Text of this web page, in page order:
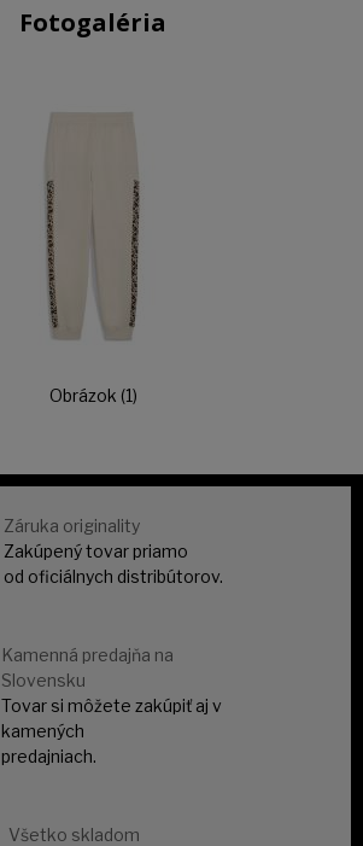
Fotogaléria
Obrázok (1)
Záruka originality
Zakúpený tovar priamo
od oficiálnych distribútorov.
Kamenná predajňa na
Slovensku
Tovar si môžete zakúpiť aj v
kamených
predajniach.
Všetko skladom